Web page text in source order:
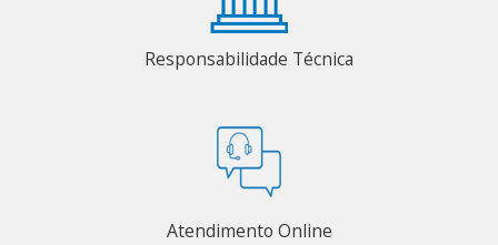
Responsabilidade Técnica
Atendimento Online